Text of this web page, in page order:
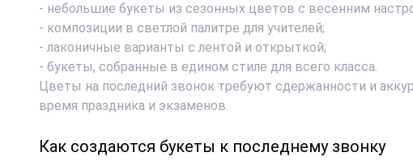
- небольшие букеты из сезонных цветов с весенним
- композиции в светлой палитре для учителей;
- лаконичные варианты с лентой и открыткой;
- букеты, собранные в едином стиле для всего класса.
Цветы на последний звонок требуют сдержанности и
время праздника и экзаменов.
Как создаются букеты к последнему звонку